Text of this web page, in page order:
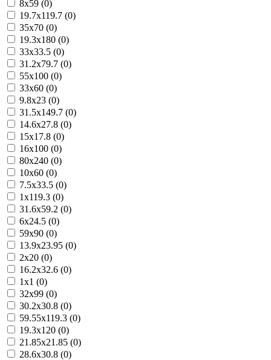
8x59 (0)
19.7x119.7 (0)
35x70 (0)
19.3x180 (0)
33x33.5 (0)
31.2x79.7 (0)
55x100 (0)
33x60 (0)
9.8x23 (0)
31.5x149.7 (0)
14.6x27.8 (0)
15x17.8 (0)
16x100 (0)
80x240 (0)
10x60 (0)
7.5x33.5 (0)
1x119.3 (0)
31.6x59.2 (0)
6x24.5 (0)
59x90 (0)
13.9x23.95 (0)
2x20 (0)
16.2x32.6 (0)
1x1 (0)
32x99 (0)
30.2x30.8 (0)
59.55x119.3 (0)
19.3x120 (0)
21.85x21.85 (0)
28.6x30.8 (0)